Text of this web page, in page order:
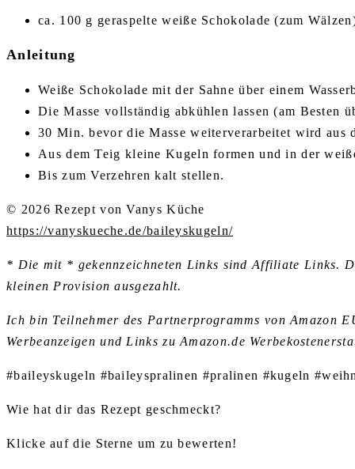
ca. 100 g geraspelte weiße Schokolade (zum
Anleitung
Weiße Schokolade mit der Sahne über einem
Die Masse vollständig abkühlen lassen (am Besten
30 Min. bevor die Masse weiterverarbeitet wird aus
Aus dem Teig kleine Kugeln formen und in der
Bis zum Verzehren kalt stellen.
© 2026 Rezept von Vanys Küche
https://vanyskueche.de/baileyskugeln/
* Die mit * gekennzeichneten Links sind Affiliate Links.
kleinen Provision ausgezahlt.
Ich bin Teilnehmer des Partnerprogramms von Amazon
Werbeanzeigen und Links zu Amazon.de
#baileyskugeln #baileyspralinen #pralinen #kugeln
Wie hat dir das Rezept geschmeckt?
Klicke auf die Sterne um zu bewerten!